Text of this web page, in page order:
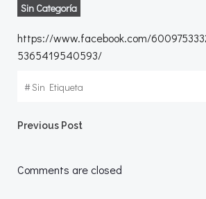
Sin Categoría
https://www.facebook.com/
5365419540593/
#Sin Etiqueta
Navegación
por
Previous Post
Comments are closed